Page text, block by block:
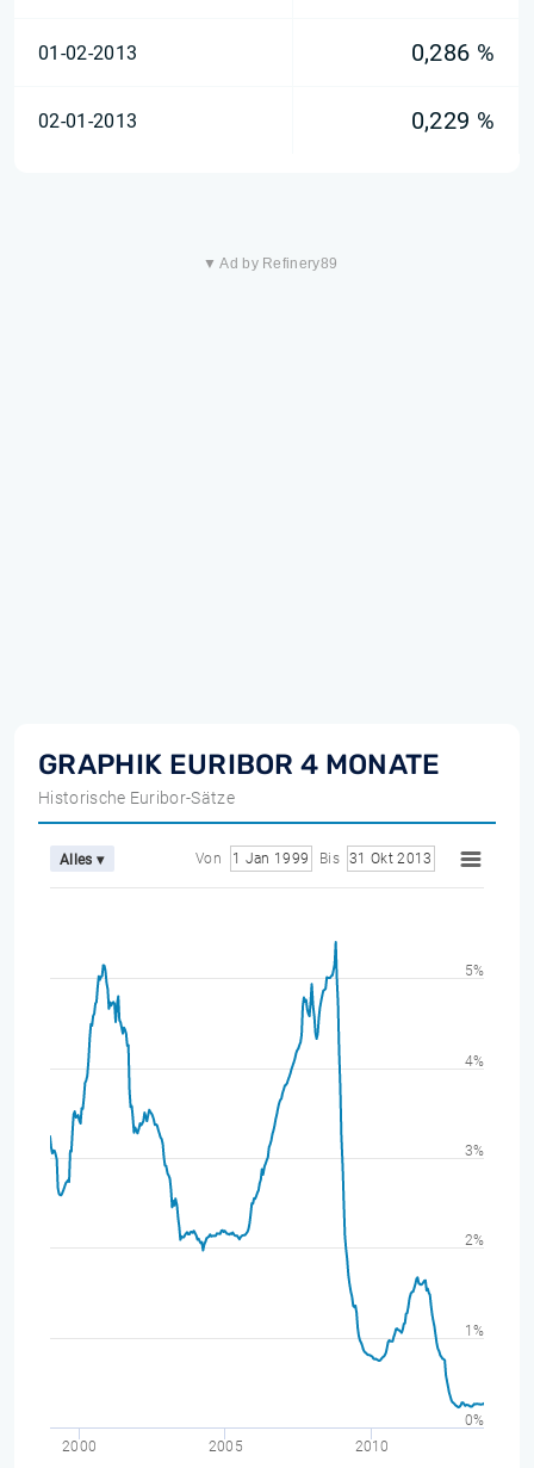
01-02-2013 0,286 %
02-01-2013 0,229 %
▼ Ad by Refinery89
GRAPHIK EURIBOR 4 MONATE
Historische Euribor-Sätze
Alles ▾ Von 1 Jan 1999 Bis 31 Okt 2013
2000 2005 2010
0%
1%
2%
3%
4%
5%